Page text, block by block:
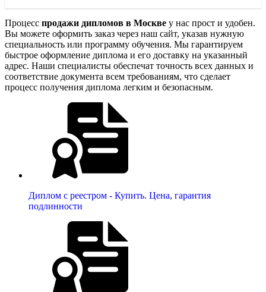
Процесс продажи дипломов в Москве у нас прост и удобен.
Вы можете оформить заказ через наш сайт, указав нужную
специальность или программу обучения. Мы гарантируем
быстрое оформление диплома и его доставку на указанный
адрес. Наши специалисты обеспечат точность всех данных и
соответствие документа всем требованиям, что сделает
процесс получения диплома легким и безопасным.
Диплом с реестром - Купить. Цена, гарантия
подлинности